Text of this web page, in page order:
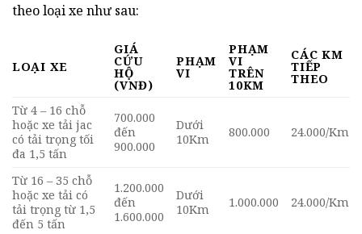
theo loại xe như sau:
LOẠI XE
GIÁ
CỨU
HỘ
(VNĐ)
PHẠM
VI
PHẠM
VI
TRÊN
10KM
CÁC KM
TIẾP
THEO
Từ 4 – 16 chỗ
hoặc xe tải jac
có tải trọng tối
đa 1,5 tấn
700.000
đến
900.000
Dưới
10Km
800.000 24.000/Km
Từ 16 – 35 chỗ
hoặc xe tải có
tải trọng từ 1,5
đến 5 tấn
1.200.000
đến
1.600.000
Dưới
10Km
1.000.000 24.000/Km